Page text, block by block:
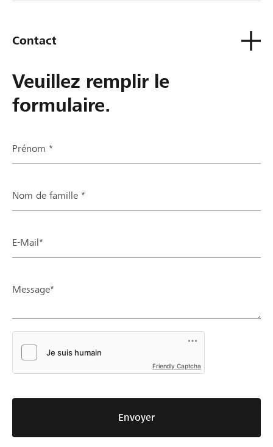
Contact
Veuillez remplir le
formulaire.
Prénom *
Nom de famille *
E-Mail*
Message*
Friendly Captcha
Envoyer